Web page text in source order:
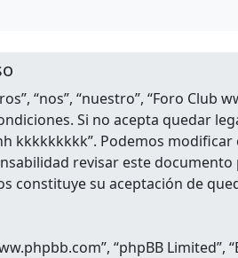
“nos”, “nuestro”, “Foro Club
Si no acepta quedar
kkkkkkkkk”. Podemos
revisar este
constituye su aceptación de
“phpBB Limited”,